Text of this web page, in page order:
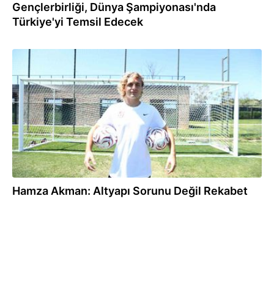
Gençlerbirliği, Dünya Şampiyonası'nda
Türkiye'yi Temsil Edecek
Hamza Akman: Altyapı Sorunu Değil Rekabet